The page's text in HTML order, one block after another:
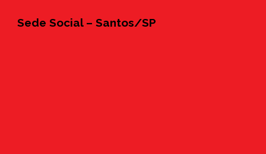
Sede Social – Santos/SP